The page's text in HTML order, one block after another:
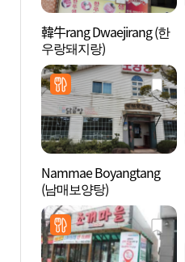
韓牛rang Dwaejirang (한
우랑돼지랑)
Nammae Boyangtang
(남매보양탕)